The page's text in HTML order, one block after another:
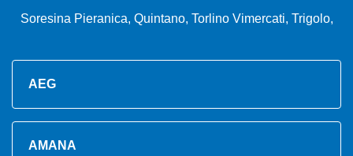
Soresina Pieranica, Quintano, Torlino Vimercati, Trigolo,
AEG
AMANA